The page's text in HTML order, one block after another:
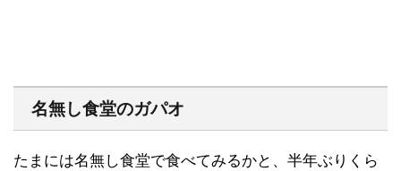
名無し食堂のガパオ
たまには名無し食堂で食べてみるかと、半年ぶりくら